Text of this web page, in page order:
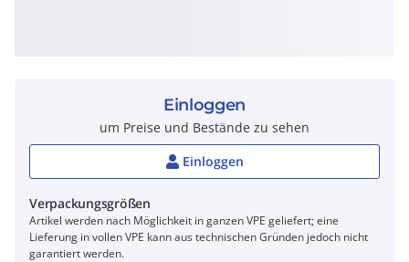
Einloggen
um Preise und Bestände zu sehen
Einloggen
Verpackungsgrößen
Artikel werden nach Möglichkeit in ganzen VPE geliefert; eine
Lieferung in vollen VPE kann aus technischen Gründen jedoch nicht
garantiert werden.